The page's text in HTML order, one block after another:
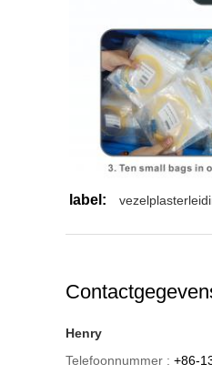
label:
Henry
Telefoonnummer : +86-